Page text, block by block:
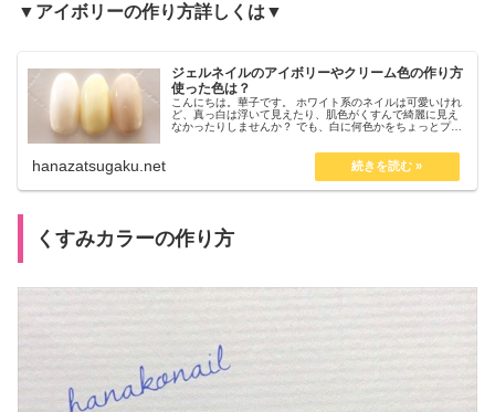
▼アイボリーの作り方詳しくは▼
ジェルネイルのアイボリーやクリーム色の作り方
使った色は？
こんにちは。華子です。 ホワイト系のネイルは可愛いけれ
ど、真っ白は浮いて見えたり、肌色がくすんで綺麗に見え
なかったりしませんか？ でも、白に何色かをちょっとプラ
やクリーム色のネイルが作れる...
hanazatsugaku.net
くすみカラーの作り方